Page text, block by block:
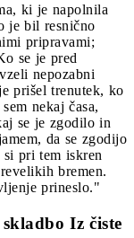
ki je napolnila
je bil resnično
pripravami;
se je pred
nepozabni
prišel trenutek, ko
nekaj časa,
se je zgodilo in
da se zgodijo
pri tem iskren
bremen.
prineslo."
Iz čiste